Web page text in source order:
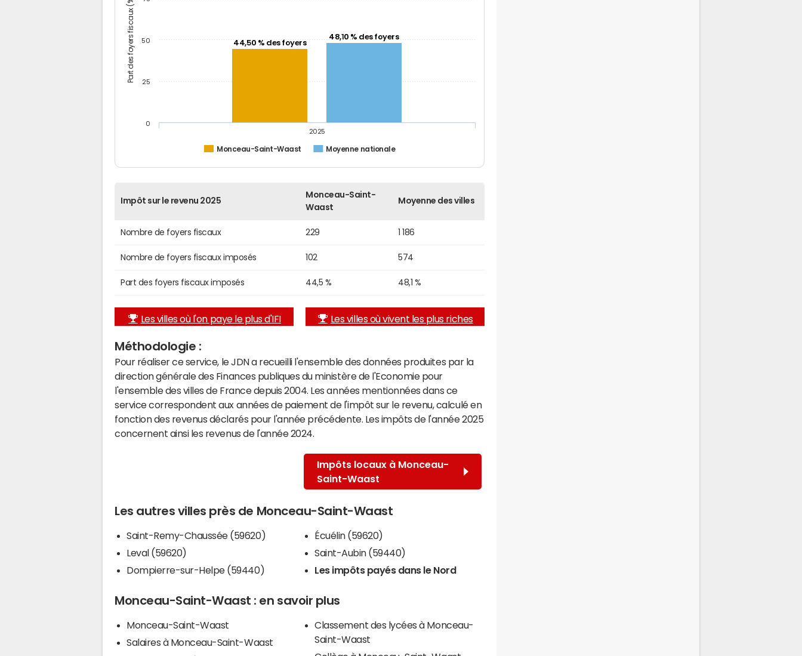
Part des foyers fiscaux (%) 44,50 % des foyers
48,10 % des foyers
Monceau-Saint-Waast Moyenne nationale
2025
0
25
50
Impôt sur le revenu 2025
Monceau-Saint-
Waast
Moyenne des villes
Nombre de foyers fiscaux 229 1 186
Nombre de foyers fiscaux imposés 102 574
Part des foyers fiscaux imposés 44,5 % 48,1 %
Les villes où l'on paye le plus d'IFI Les villes où vivent les plus riches
Méthodologie :
Pour réaliser ce service, le JDN a recueilli l'ensemble des données produites par la
direction générale des Finances publiques du ministère de l'Economie pour
l'ensemble des villes de France depuis 2004. Les années mentionnées dans ce
service correspondent aux années de paiement de l'impôt sur le revenu, calculé en
fonction des revenus déclarés pour l'année précédente. Les impôts de l'année 2025
concernent ainsi les revenus de l'année 2024.
Impôts locaux à Monceau-
Saint-Waast
Les autres villes près de Monceau-Saint-Waast
Saint-Remy-Chaussée (59620)
Leval (59620)
Dompierre-sur-Helpe (59440)
Écuélin (59620)
Saint-Aubin (59440)
Les impôts payés dans le Nord
Monceau-Saint-Waast : en savoir plus
Monceau-Saint-Waast
Salaires à Monceau-Saint-Waast
Classement des lycées à Monceau-
Saint-Waast